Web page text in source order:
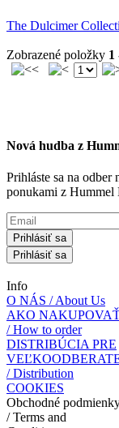
The Dulcimer
Zobrazené položky 1
Nová hudba z
Prihláste sa na odber
ponukami z Hummel
Prihlásiť sa
Prihlásiť sa
Info
O NÁS / About Us
AKO
/ How to order
DISTRIBÚCIA PRE
/ Distribution
COOKIES
Obchodné
/ Terms and